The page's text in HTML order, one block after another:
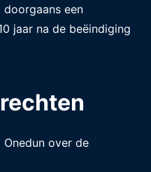
een
jaar na de beëindiging
Onedun over de